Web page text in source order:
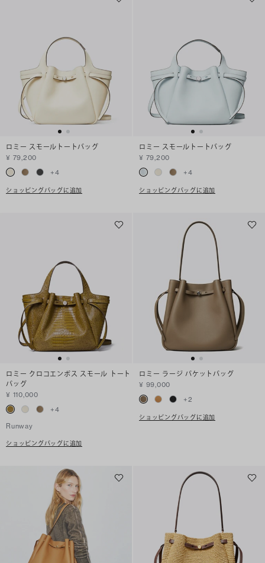
ロミー スモールトートバッグ
¥ 79,200
+4
ショッピングバッグに追加
ロミー スモールトートバッグ
¥ 79,200
+4
ショッピングバッグに追加
ロミー クロコエンボス スモール トート
バッグ
¥ 110,000
+4
Runway
ショッピングバッグに追加
ロミー ラージ バケットバッグ
¥ 99,000
+2
ショッピングバッグに追加